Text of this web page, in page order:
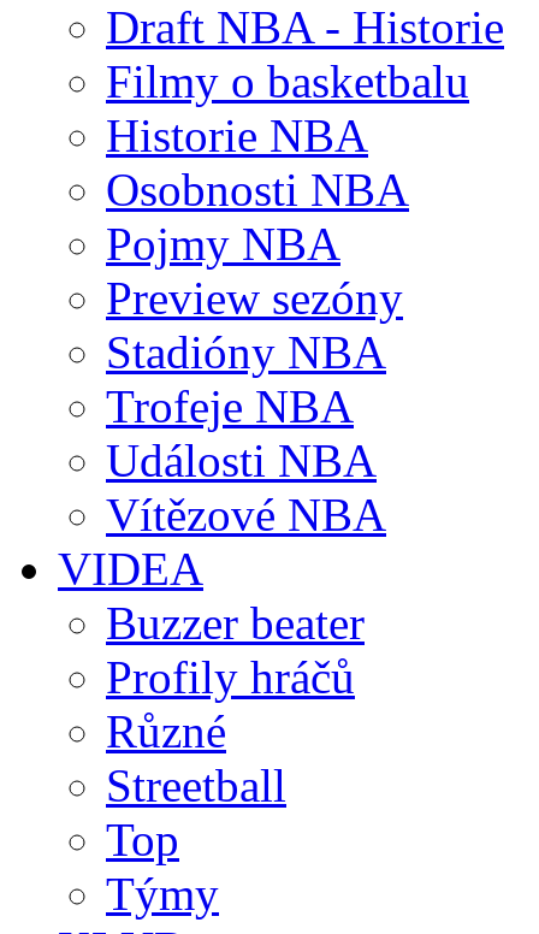
Draft NBA - Historie
Filmy o basketbalu
Historie NBA
Osobnosti NBA
Pojmy NBA
Preview sezóny
Stadióny NBA
Trofeje NBA
Události NBA
Vítězové NBA
VIDEA
Buzzer beater
Profily hráčů
Různé
Streetball
Top
Týmy